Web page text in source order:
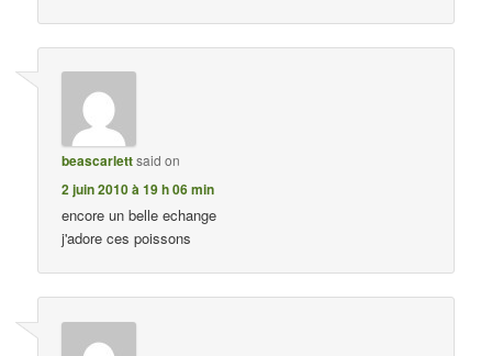
beascarlettsaid on
2 juin 2010 à 19 h 06 min
encore un belle echange
j'adore ces poissons